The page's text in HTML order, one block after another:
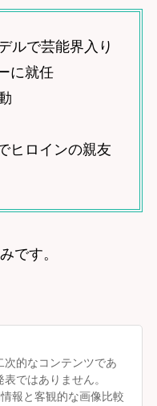
ルで芸能界入り
に就任
ヒロインの親友
です。
的なコンテンツであ
ではありません。
報と客観的な画像比較